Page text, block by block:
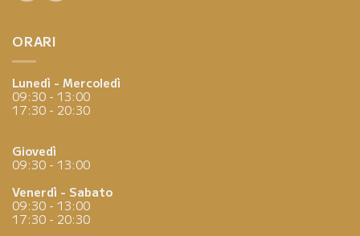
ORARI
Lunedì - Mercoledì
09:30 - 13:00
17:30 - 20:30
Giovedì
09:30 - 13:00
Venerdì - Sabato
09:30 - 13:00
17:30 - 20:30